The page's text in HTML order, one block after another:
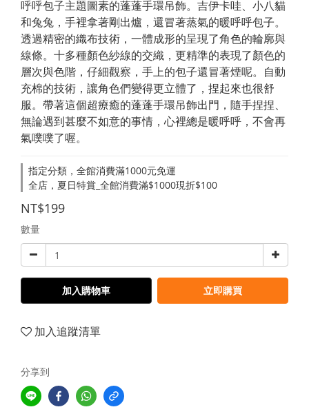
呼呼包子主題圖素的蓬蓬手環吊飾。吉伊卡哇、小八貓
和兔兔，手裡拿著剛出爐，還冒著蒸氣的暖呼呼包子。
透過精密的織布技術，一體成形的呈現了角色的輪廓與
線條。十多種顏色紗線的交織，更精準的表現了顏色的
層次與色階，仔細觀察，手上的包子還冒著煙呢。自動
充棉的技術，讓角色們變得更立體了，捏起來也很舒
服。帶著這個超療癒的蓬蓬手環吊飾出門，隨手捏捏、
無論遇到甚麼不如意的事情，心裡總是暖呼呼，不會再
氣噗噗了喔。
指定分類，全館消費滿1000元免運
全店，夏日特賞_全館消費滿$1000現折$100
NT$199
數量
加入購物車 立即購買
加入追蹤清單
分享到